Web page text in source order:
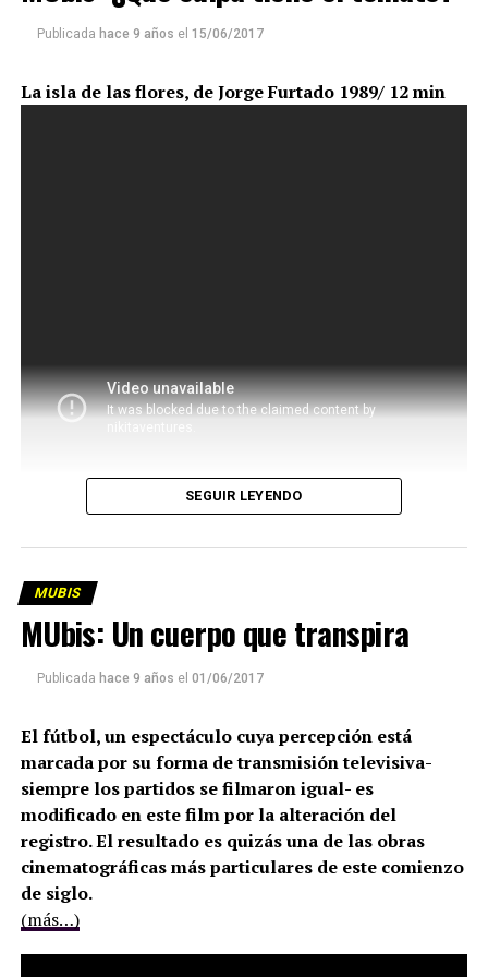
Publicada hace 9 años el 15/06/2017
La isla de las flores, de Jorge Furtado 1989/ 12 min
Cortometraje ligero y divertido que reconstruye el ciclo
de producción de un tomate, desde que es cultivado
hasta que se convierte en basura. Como una suerte
parodia del documental didáctico institucional, esta
pieza despliega una serie de recursos visuales en forma
de collage, apropiándose de ese montaje excéntrico
propio de la imagen publicitaria y apostando a la
acumulación y sobreexplicación de la voz en off para
ensamblar las piezas de la cadena productiva. De ese
SEGUIR LEYENDO
MUBIS
MUbis: Un cuerpo que transpira
Publicada hace 9 años el 01/06/2017
El fútbol, un espectáculo cuya percepción está
marcada por su forma de transmisión televisiva-
siempre los partidos se filmaron igual- es
modificado en este film por la alteración del
registro. El resultado es quizás una de las obras
cinematográficas más particulares de este comienzo
de siglo.
(más…)